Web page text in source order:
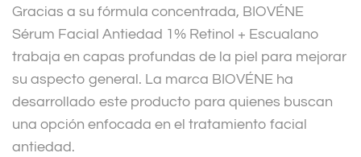
Gracias a su fórmula concentrada, BIOVÉNE
Sérum Facial Antiedad 1% Retinol + Escualano
trabaja en capas profundas de la piel para mejorar
su aspecto general. La marca BIOVÉNE ha
desarrollado este producto para quienes buscan
una opción enfocada en el tratamiento facial
antiedad.